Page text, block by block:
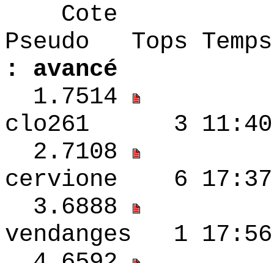
Cote
Pseudo Tops
: avancé
1.7514
clo261 3
2.7108
cervione 6
3.6888
vendanges 1